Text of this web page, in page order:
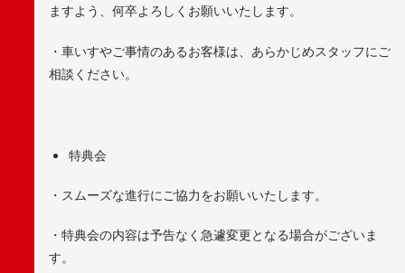
ますよう、何卒よろしくお願いいたします。
・車いすやご事情のあるお客様は、あらかじめスタッフにご
相談ください。
特典会
・スムーズな進行にご協力をお願いいたします。
・特典会の内容は予告なく急遽変更となる場合がございま
す。